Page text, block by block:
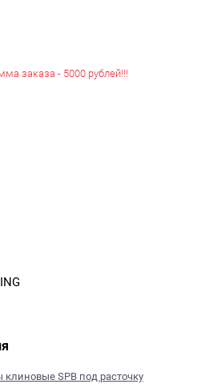
заказа - 5000 рублей!!!
SPB под расточку